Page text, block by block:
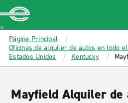
MAIN
CONTENT
Enterprise
Página Principal
Oficinas de alquiler de autos en todo
Estados Unidos
Kentucky
Mayfield Alquiler de